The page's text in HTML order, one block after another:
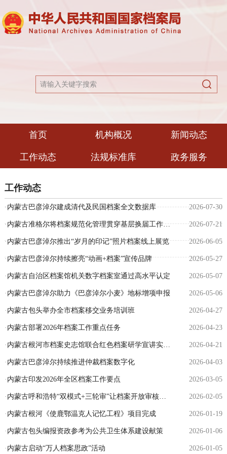
首页 机构概况 新闻动态
工作动态 法规标准库 政务服务
工作动态
2026-07-30
·内蒙古巴彦淖尔建成清代及民国档案全文数据库
2026-07-21
· 内蒙古准格尔将档案规范化管理贯穿基层换届工作全过程
2026-06-05
·内蒙古巴彦淖尔推出“岁月的印记”照片档案线上展览
2026-05-27
·内蒙古巴彦淖尔持续擦亮“动画+档案”宣传品牌
2026-05-07
· 内蒙古自治区档案馆机关数字档案室通过高水平认定
2026-05-06
· 内蒙古巴彦淖尔助力《巴彦淖尔小麦》地标增项申报
2026-04-27
· 内蒙古包头举办全市档案移交业务培训班
2026-04-23
· 内蒙古部署2026年档案工作重点任务
2026-04-21
· 内蒙古根河市档案史志馆联合红色档案研学宣讲实践活动
2026-04-03
· 内蒙古巴彦淖尔持续推进仲裁档案数字化
2026-03-05
· 内蒙古印发2026年全区档案工作要点
2026-02-05
· 内蒙古呼和浩特“双模式+三轮审”让档案开放审核更高效
2026-01-19
· 内蒙古根河《使鹿鄂温克人记忆工程》项目完成
2026-01-06
· 内蒙古包头编报资政参考为公共卫生体系建设献策
2026-01-05
· 内蒙古启动“万人档案思政”活动